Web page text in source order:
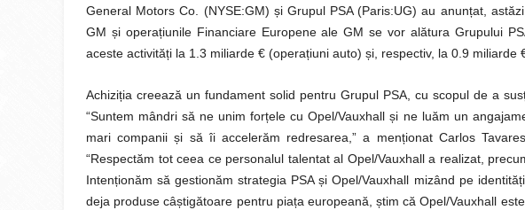
General Motors Co. (NYSE:GM) și Grupul PSA (Paris:UG) au anunțat,
GM și operațiunile Financiare Europene ale GM se vor alătura Grupului
aceste activități la 1.3 miliarde € (operațiuni auto) și, respectiv, la 0.9 miliarde
Achiziția creează un fundament solid pentru Grupul PSA, cu scopul de a
“Suntem mândri să ne unim forțele cu Opel/Vauxhall și ne luăm un
mari companii și să îi accelerăm redresarea,” a menționat Carlos
“Respectăm tot ceea ce personalul talentat al Opel/Vauxhall a realizat,
Intenționăm să gestionăm strategia PSA și Opel/Vauxhall mizând pe
deja produse câștigătoare pentru piața europeană, știm că Opel/Vauxhall